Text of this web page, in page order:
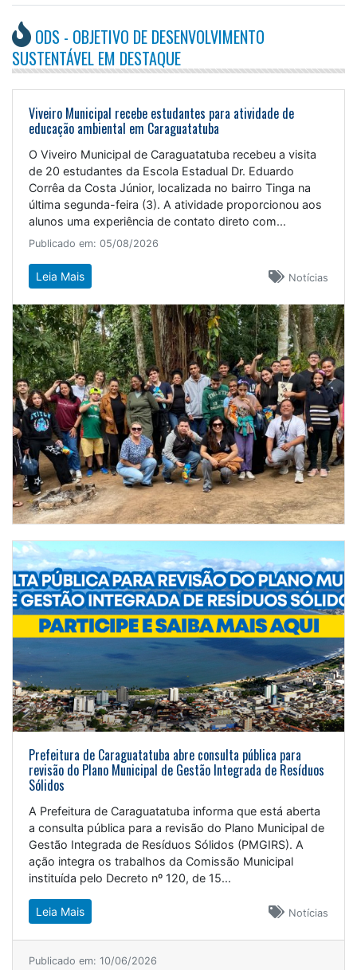
ODS - OBJETIVO DE DESENVOLVIMENTO
SUSTENTÁVEL EM DESTAQUE
Viveiro Municipal recebe estudantes para atividade de
educação ambiental em Caraguatatuba
O Viveiro Municipal de Caraguatatuba recebeu a visita
de 20 estudantes da Escola Estadual Dr. Eduardo
Corrêa da Costa Júnior, localizada no bairro Tinga na
última segunda-feira (3). A atividade proporcionou aos
alunos uma experiência de contato direto com...
Publicado em: 05/08/2026
Notícias
Leia Mais
Prefeitura de Caraguatatuba abre consulta pública para
revisão do Plano Municipal de Gestão Integrada de Resíduos
Sólidos
A Prefeitura de Caraguatatuba informa que está aberta
a consulta pública para a revisão do Plano Municipal de
Gestão Integrada de Resíduos Sólidos (PMGIRS). A
ação integra os trabalhos da Comissão Municipal
instituída pelo Decreto nº 120, de 15...
Notícias
Leia Mais
Publicado em: 10/06/2026